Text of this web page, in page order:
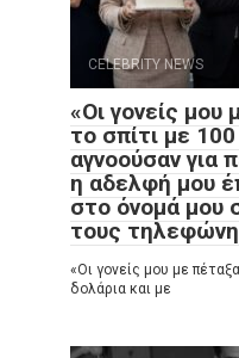
CELEBRITY NEWS
«Οι γονείς
το σπίτι με
αγνοούσαν για
η αδελφή μου
στο όνομά μου
τους
«Οι γονείς μου με
δολάρια και με